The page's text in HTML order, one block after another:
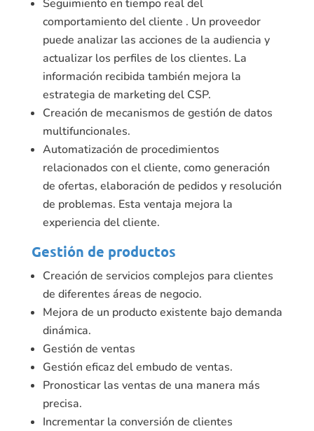
Seguimiento en tiempo real del
comportamiento del cliente . Un proveedor
puede analizar las acciones de la audiencia y
actualizar los perfiles de los clientes. La
información recibida también mejora la
estrategia de marketing del CSP.
Creación de mecanismos de gestión de datos
multifuncionales.
Automatización de procedimientos
relacionados con el cliente, como generación
de ofertas, elaboración de pedidos y resolución
de problemas. Esta ventaja mejora la
experiencia del cliente.
Gestión de productos
Creación de servicios complejos para clientes
de diferentes áreas de negocio.
Mejora de un producto existente bajo demanda
dinámica.
Gestión de ventas
Gestión eficaz del embudo de ventas.
Pronosticar las ventas de una manera más
precisa.
Incrementar la conversión de clientes